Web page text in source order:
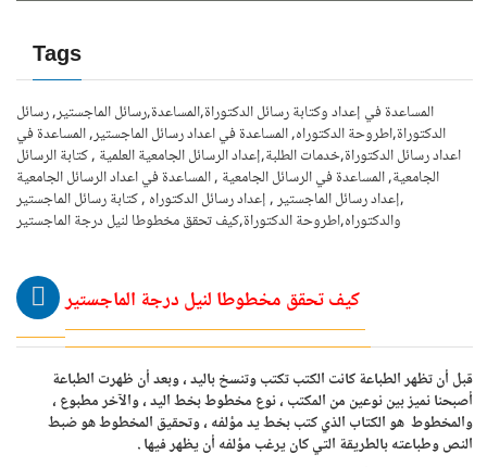
Tags
المساعدة في إعداد وكتابة رسائل الدكتوراة,المساعدة,رسائل الماجستير, رسائل
الدكتوراة,اطروحة الدكتوراه, المساعدة في اعداد رسائل الماجستير, المساعدة في
اعداد رسائل الدكتوراة,خدمات الطلبة,إعداد الرسائل الجامعية العلمية , كتابة الرسائل
الجامعية, المساعدة في الرسائل الجامعية , المساعدة في اعداد الرسائل الجامعية
,إعداد رسائل الماجستير , إعداد رسائل الدكتوراه , كتابة رسائل الماجستير
والدكتوراه,اطروحة الدكتوراة,كيف تحقق مخطوطا لنيل درجة الماجستير
كيف تحقق مخطوطا لنيل درجة الماجستير
قبل أن تظهر الطباعة كانت الكتب تكتب وتنسخ باليد ، وبعد أن ظهرت الطباعة
أصبحنا نميز بين نوعين من المكتب ، نوع مخطوط بخط اليد ، والآخر مطبوع ،
والمخطوط هو الكتاب الذي كتب بخط يد مؤلفه ، وتحقيق المخطوط هو ضبط
النص وطباعته بالطريقة التي كان يرغب مؤلفه أن يظهر فيها .